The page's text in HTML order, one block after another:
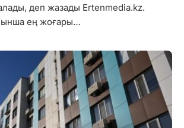
деп жазады Ertenmedia.kz.
ең жоғары…